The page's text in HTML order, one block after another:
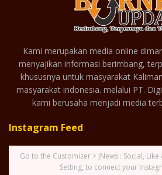
Kami merupakan media online
menyajikan informasi berimbang,
khususnya untuk masyarakat
masyarakat indonesia. melalui PT.
kami berusaha menjadi media
Instagram Feed
Go to the Customizer > JNews : Social,
Setting, to connect your